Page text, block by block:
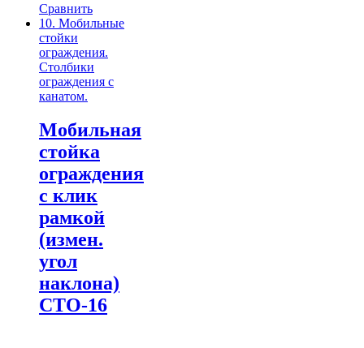
Сравнить
10. Мобильные
стойки
ограждения.
Столбики
ограждения с
канатом.
Мобильная
стойка
ограждения
с клик
рамкой
(измен.
угол
наклона)
СТО-16